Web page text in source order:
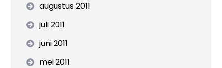
augustus 2011
juli 2011
juni 2011
mei 2011